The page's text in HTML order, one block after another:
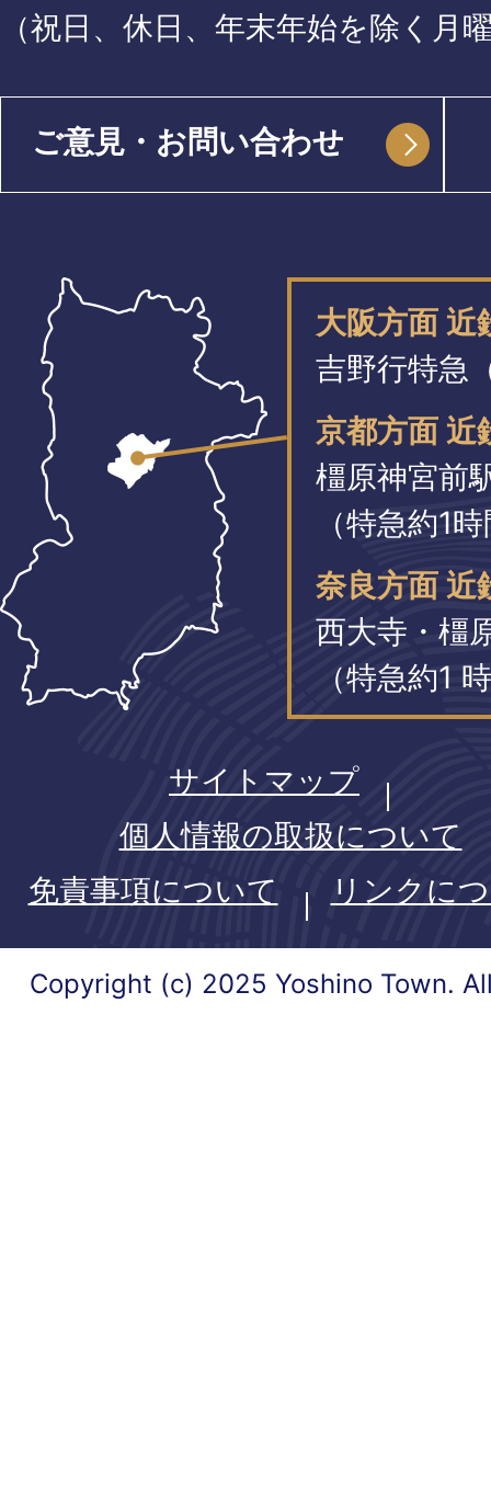
（祝日、休日、年末年始を除く月
ご意見・お問い合わせ
大阪方面
吉野行特急
京都方面 近
橿原神宮前
（特急約1
奈良方面 近
西大寺・橿
（特急約1
サイトマップ
個人情報の取扱について
免責事項について
リンクに
Copyright (c) 2025 Yoshino Town.